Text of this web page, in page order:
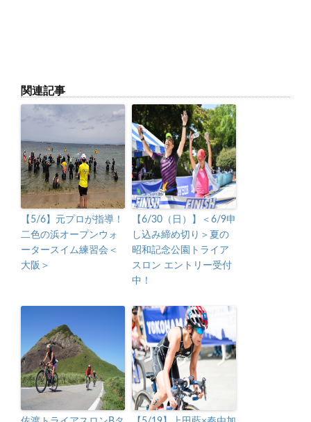
関連記事
【5/6】元プロが指導！
二色の浜オープンウォ
ータースイム練習会＜
大阪＞
【6/30（日）】＜6/9申
し込み締め切り＞夏の
昭和記念公園トライア
スロン エントリー受付
中！